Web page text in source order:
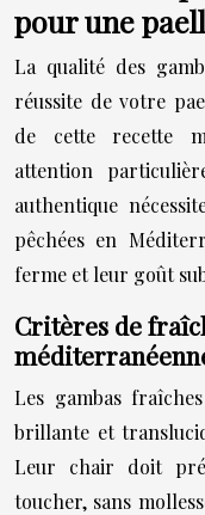
pour une
La qualité des
réussite de votre
de cette recette
attention
authentique
pêchées en
ferme et leur goût
Critères de
Les gambas
brillante et
Leur chair doit
toucher, sans